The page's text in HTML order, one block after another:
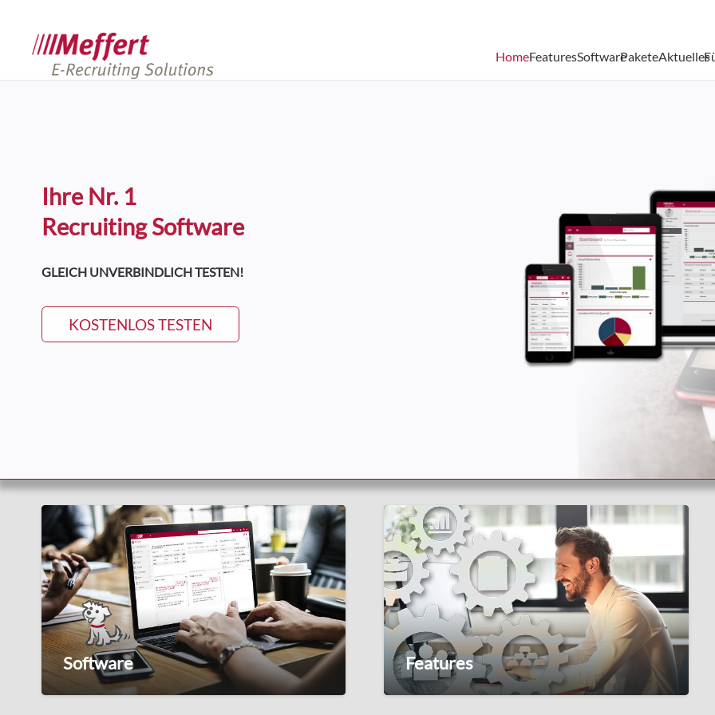
HomeFeaturesSoftwarePaketeAktuelles
Ihre Nr. 1
Recruiting Software
GLEICH UNVERBINDLICH TESTEN!
KOSTENLOS TESTEN
Software Features